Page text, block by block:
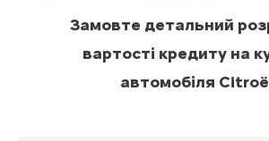
Замовте детальний
вартості кредиту на
автомобіля